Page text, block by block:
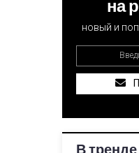
на
новый и
В тренде